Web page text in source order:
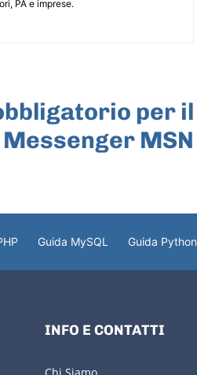
PA e imprese.
per il
Messenger MSN
Guida MySQL Guida Python
INFO E CONTATTI